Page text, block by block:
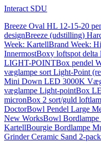
Interact SDU
Breeze Oval HL 12-15-20
designBreeze (udstilling)
Week: KartellBrand Week:
InnermostBoxy loftspot delta
LIGHT-POINTBox pendel
væglampe sort Light-Point
Mini Down LED 3000K
væglampe Light-pointBox
micronBox 2 sort/guld
DoctorBowl Pendel Large
New WorksBowl Bordlampe
KartellBourgie Bordlampe
Grinder Ceramic Sand 2-